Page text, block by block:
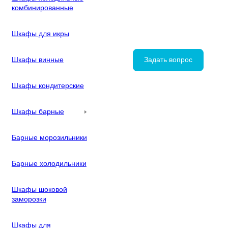
комбинированные
Шкафы для икры
Шкафы винные
Шкафы кондитерские
Шкафы барные
Барные морозильники
Барные холодильники
Шкафы шоковой
заморозки
Шкафы для
Задать вопрос